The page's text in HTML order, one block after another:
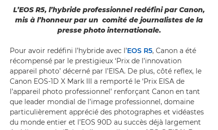
L’EOS R5, l’hybride professionnel redéfini par Canon,
mis à l’honneur par un comité de journalistes de la
presse photo internationale.
Pour avoir redéfini l’hybride avec l’EOS R5, Canon a été
récompensé par le prestigieux ‘Prix de l’innovation
appareil photo’ décerné par l’EISA. De plus, côté reflex, le
Canon EOS-1D X Mark III a remporté le ‘Prix EISA de
l’appareil photo professionnel’ renforçant Canon en tant
que leader mondial de l’image professionnel, domaine
particulièrement apprécié des photographes et vidéastes
du monde entier et l’EOS 90D au succès déjà largement